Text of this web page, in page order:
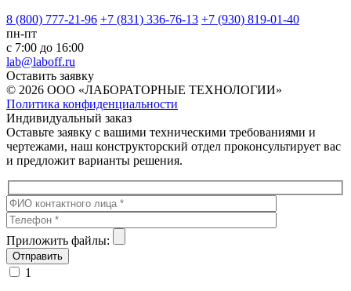
8 (800) 777-21-96 +7 (831) 336-76-13 +7 (930) 819-01-40
пн-пт
с 7:00 до 16:00
lab@laboff.ru
Оставить заявку
© 2026 ООО «ЛАБОРАТОРНЫЕ ТЕХНОЛОГИИ»
Политика конфиденциальности
Индивидуальный заказ
Оставьте заявку с вашими техническими требованиями и
чертежами, наш конструкторский отдел проконсультирует вас
и предложит варианты решения.
Приложить файлы:
1